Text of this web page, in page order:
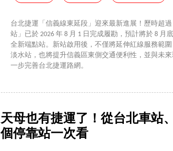
台北捷運「信義線東延段」迎來最新進展！歷時超
站」已於 2026 年 8 月 1 日完成履勘，預計將於 8 月
全新端點站。新站啟用後，不僅將延伸紅線服務範
淡水站，也將提升信義區東側交通便利性，並與未
一步完善台北捷運路網。
天母也有捷運了！從台北車站
個停靠站一次看